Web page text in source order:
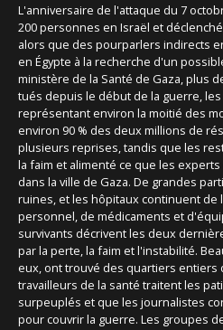
L'anniversaire de l'attaque du 7
200 personnes en Israël et
alors que des pourparlers indirects
en Égypte à la recherche d'un
ministère de la Santé de Gaza, plus
tués depuis le début de la guerre,
représentant environ la moitié des
environ 90 % des deux millions de
plusieurs reprises, tandis que les
la faim et alimenté ce que les
dans la ville de Gaza. De grandes
ruines, et les hôpitaux continuent
personnel, de médicaments et
survivants décrivent les deux
par la perte, la faim et l'instabilité.
eux, ont trouvé des quartiers entiers
travailleurs de la santé traitent les
surpeuplés et que les journalistes
pour couvrir la guerre. Les groupes